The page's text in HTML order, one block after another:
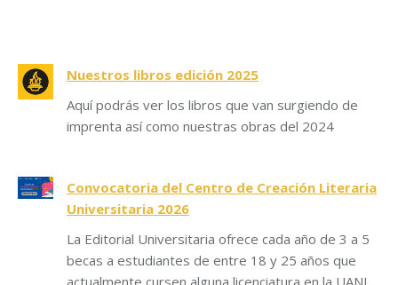
Nuestros libros edición 2025
Aquí podrás ver los libros que van surgiendo de
imprenta así como nuestras obras del 2024
Convocatoria del Centro de Creación Literaria
Universitaria 2026
La Editorial Universitaria ofrece cada año de 3 a 5
becas a estudiantes de entre 18 y 25 años que
actualmente cursen alguna licenciatura en la UANL,